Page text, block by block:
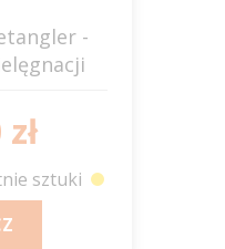
-
JUMP
sztuki